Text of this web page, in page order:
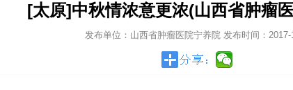
[太原]中秋情浓意更浓(山西省肿瘤
发布单位：山西省肿瘤医院宁养院 发布时间： 2017-